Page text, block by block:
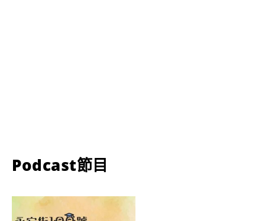
Podcast節目